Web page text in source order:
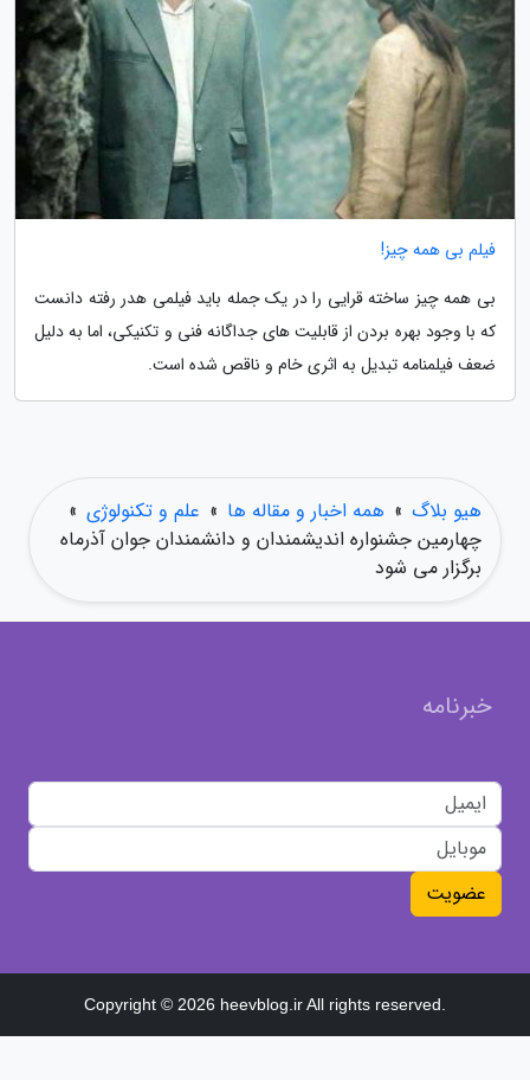
فیلم بی همه چیز!
بی همه چیز ساخته قرایی را در یک جمله باید فیلمی هدر رفته دانست
که با وجود بهره بردن از قابلیت های جداگانه فنی و تکنیکی، اما به دلیل
ضعف فیلمنامه تبدیل به اثری خام و ناقص شده است.
هیو بلاگ » همه اخبار و مقاله ها » علم و تکنولوژی »
چهارمین جشنواره اندیشمندان و دانشمندان جوان آذرماه
برگزار می شود
خبرنامه
عضویت
Copyright © 2026 heevblog.ir All rights reserved.